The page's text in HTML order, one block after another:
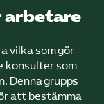
arbetare
vilka som gör
konsulter som
Denna grupps
att bestämma